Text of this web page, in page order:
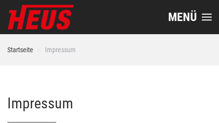
MENÜ
Startseite Impressum
Impressum